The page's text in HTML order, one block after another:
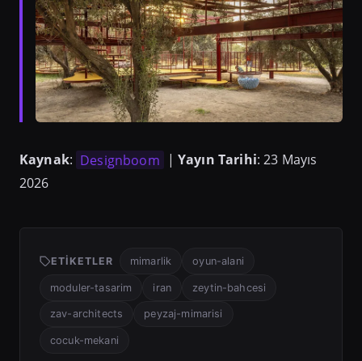
Kaynak: Designboom | Yayın Tarihi: 23 Mayıs
2026
ETIKETLER mimarlik oyun-alani
moduler-tasarim iran zeytin-bahcesi
zav-architects peyzaj-mimarisi
cocuk-mekani